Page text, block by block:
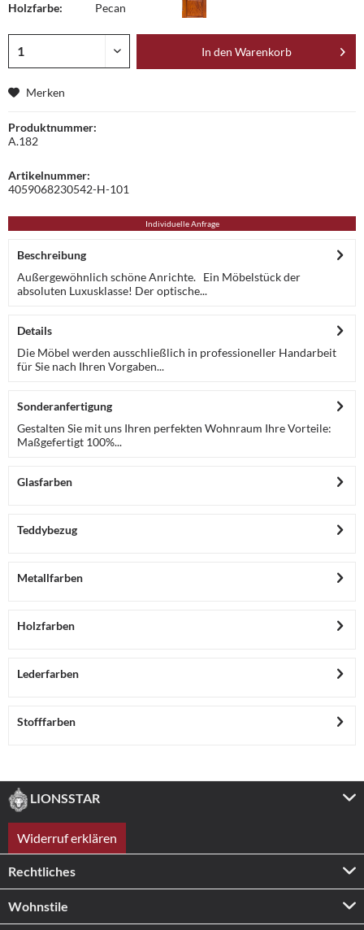
Holzfarbe: Pecan
In den Warenkorb
Merken
Produktnummer:
A.182
Artikelnummer:
4059068230542-H-101
Individuelle Anfrage
Beschreibung
Außergewöhnlich schöne Anrichte. Ein Möbelstück der
absoluten Luxusklasse! Der optische...
Details
Die Möbel werden ausschließlich in professioneller Handarbeit
für Sie nach Ihren Vorgaben...
Sonderanfertigung
Gestalten Sie mit uns Ihren perfekten Wohnraum Ihre Vorteile:
Maßgefertigt 100%...
Glasfarben
Teddybezug
Metallfarben
Holzfarben
Lederfarben
Stofffarben
LIONSSTAR
Widerruf erklären
Rechtliches
Wohnstile